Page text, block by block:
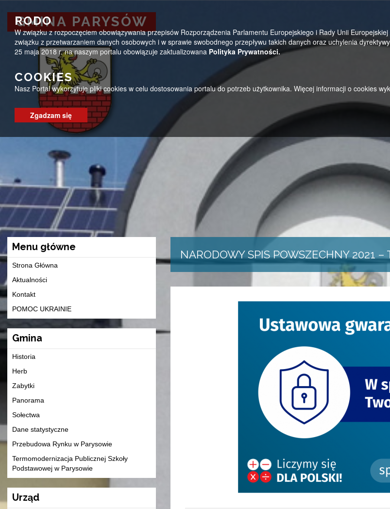
RODO
W związku z rozpoczęciem obowiązywania przepisów Rozporządzenia Parlamentu Europejskiego i Rady Unii
związku z przetwarzaniem danych osobowych i w sprawie swobodnego przepływu takich danych oraz uchylenia
25 maja 2018 r. na naszym portalu obowiązuje zaktualizowana Polityka Prywatności.
COOKIES
Nasz Portal wykorzytuje pliki cookies w celu dostosowania portalu do potrzeb użytkownika. Więcej informacji o cookies
Zgadzam się
GMINA PARYSÓW
GMINA PARYSÓW
Menu główne
Strona Główna
Aktualności
Kontakt
POMOC UKRAINIE
Gmina
Historia
Herb
Zabytki
Panorama
Sołectwa
Dane statystyczne
Przebudowa Rynku w Parysowie
Termomodernizacja Publicznej Szkoły
Podstawowej w Parysowie
Urząd
NARODOWY SPIS POWSZECHNY 2021